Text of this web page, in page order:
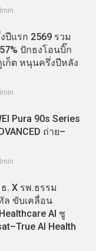
ปีแรก 2569 รวม
ปักธงโอนบิ๊ก
เก็ต หนุนครึ่งปีหลัง
Pura 90s Series
ถ่าย–
. X รพ.ธรรม
ล ขับเคลื่อน
AI ชู
AI Health